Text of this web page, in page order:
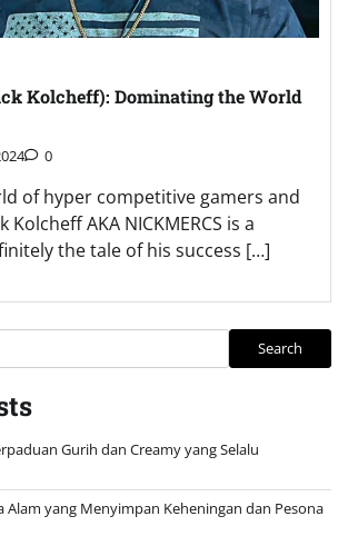
Kolcheff): Dominating the World
0
of hyper competitive gamers and
AKA NICKMERCS is a
the tale of his success […]
Search
Gurih dan Creamy yang Selalu
Alam yang Menyimpan Keheningan dan Pesona